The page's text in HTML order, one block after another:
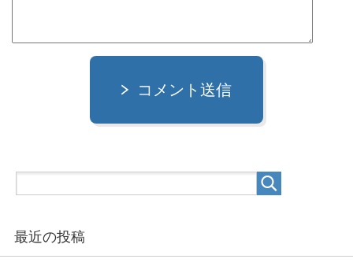
コメント送信
最近の投稿